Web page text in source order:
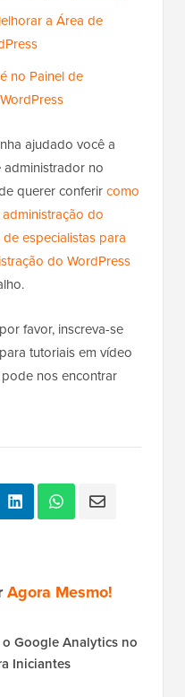
a Área de
no Painel de
ajudado você a
no
querer conferircomo
do
especialistas para
do WordPress
favor, inscreva-se
para tutoriais em vídeo
nos encontrar
Agora Mesmo!
Google Analytics no
Iniciantes